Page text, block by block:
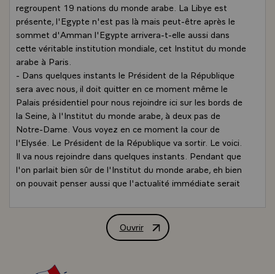
regroupent 19 nations du monde arabe. La Libye est
présente, l'Egypte n'est pas là mais peut-être après le
sommet d'Amman l'Egypte arrivera-t-elle aussi dans
cette véritable institution mondiale, cet Institut du monde
arabe à Paris.
- Dans quelques instants le Président de la République
sera avec nous, il doit quitter en ce moment même le
Palais présidentiel pour nous rejoindre ici sur les bords de
la Seine, à l'Institut du monde arabe, à deux pas de
Notre-Dame. Vous voyez en ce moment la cour de
l'Elysée. Le Président de la République va sortir. Le voici.
Il va nous rejoindre dans quelques instants. Pendant que
l'on parlait bien sûr de l'Institut du monde arabe, eh bien
on pouvait penser aussi que l'actualité immédiate serait
moment ou des otages français ont été libérés mais où il
reste trois otages prisonniers au Liban, au moment où
diplomate `Paul Torri` rentre vers la France. Autant de
Ouvrir
Interview accordée par M. François